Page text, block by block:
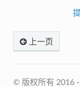
上一页
© 版权所有 2016